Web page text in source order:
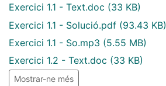
Exercici 1.1 - Text.doc (33 KB)
Exercici 1.1 - Solució.pdf (93.43 KB)
Exercici 1.1 - So.mp3 (5.55 MB)
Exercici 1.2 - Text.doc (33 KB)
Mostrar-ne més